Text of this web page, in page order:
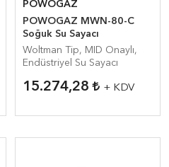
POWOGAZ
POWOGAZ MWN-80-C
Soğuk Su Sayacı
Woltman Tip, MID Onaylı,
Endüstriyel Su Sayacı
15.274,28 + KDV